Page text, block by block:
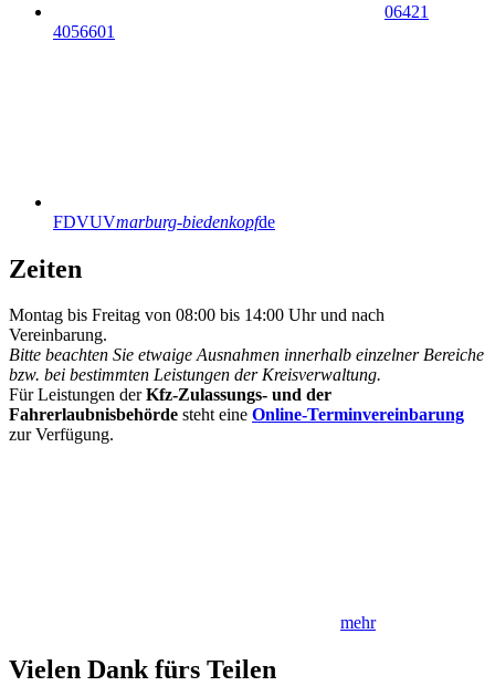
06421
4056601
FDVUVmarburg-biedenkopfde
Zeiten
Montag bis Freitag von 08:00 bis 14:00 Uhr und nach
Vereinbarung.
Bitte beachten Sie etwaige Ausnahmen innerhalb einzelner Bereiche
bzw. bei bestimmten Leistungen der Kreisverwaltung.
Für Leistungen derKfz-Zulassungs- und der
Fahrerlaubnisbehörde steht eine Online-Terminvereinbarung
zur Verfügung.
mehr
Vielen Dank fürs Teilen